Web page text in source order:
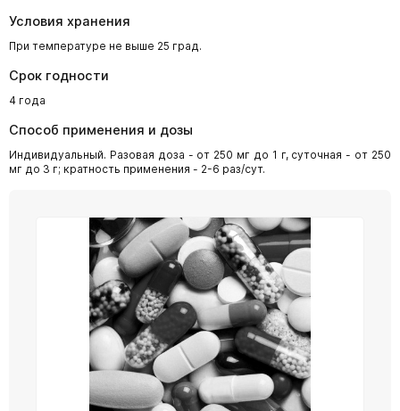
Условия хранения
При температуре не выше 25 град.
Срок годности
4 года
Способ применения и дозы
Индивидуальный. Разовая доза - от 250 мг до 1 г, суточная - от 250
мг до 3 г; кратность применения - 2-6 раз/сут.